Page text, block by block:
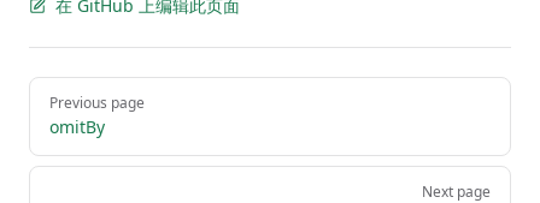
在 GitHub 上编辑此页面
Pager
Previous page
omitBy
Next page